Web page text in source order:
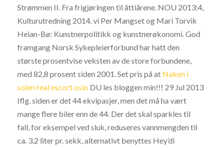
Strømmen II. Fra frigjøringen til åttiårene. NOU 2013:4,
Kulturutredning 2014. vi Per Mangset og Mari Torvik
Heian-Bø: Kunstnerpolitikk og kunstnerøkonomi. God
framgang Norsk Sykepleierforbund har hatt den
største prosentvise veksten av de store forbundene,
med 82,8 prosent siden 2001. Set pris på at Naken i
solen real escort oslo DU les bloggen min!!! 29 Jul 2013
Iflg. siden er det 44 ekvipasjer, men det må ha vært
mange flere biler enn de 44. Der det skal sparkles til
fall, for eksempel ved sluk, reduseres vannmengden til
ca. 3,2 liter pr. sekk, alternativt benyttes Hey’di